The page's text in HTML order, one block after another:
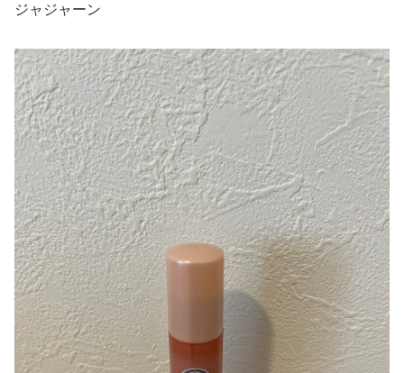
ジャジャーン